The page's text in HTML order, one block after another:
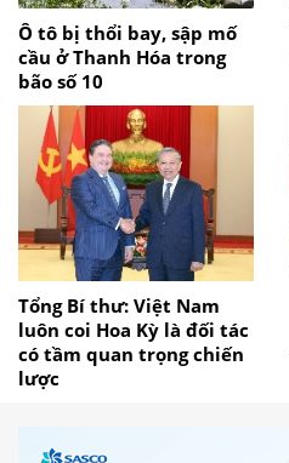
Ô tô bị thổi bay, sập mố
cầu ở Thanh Hóa trong
bão số 10
Tổng Bí thư: Việt Nam
luôn coi Hoa Kỳ là đối tác
có tầm quan trọng chiến
lược